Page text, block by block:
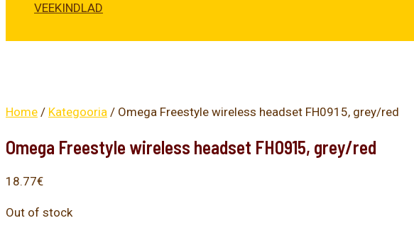
VEEKINDLAD
Home / Kategooria / Omega Freestyle wireless headset FH0915, grey/red
Omega Freestyle wireless headset FH0915, grey/red
18.77€
Out of stock